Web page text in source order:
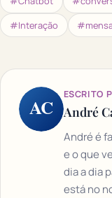
#Interação
AC
ESCRITO
André
André é
e o que
dia a dia
está no